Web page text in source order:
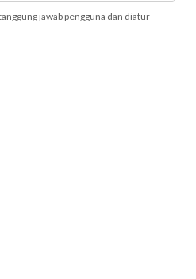
jawab pengguna dan diatur